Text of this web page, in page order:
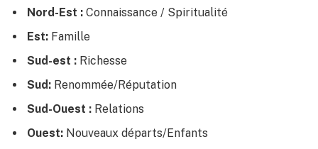
Nord-Est : Connaissance / Spiritualité
Est: Famille
Sud-est : Richesse
Sud: Renommée/Réputation
Sud-Ouest : Relations
Ouest: Nouveaux départs/Enfants